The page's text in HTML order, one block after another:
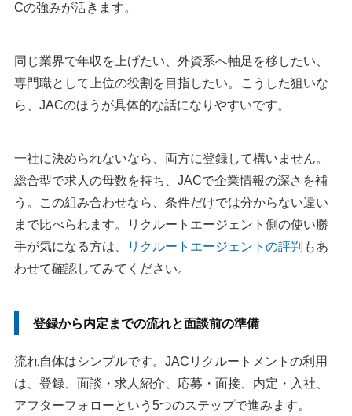
Cの強みが活きます。
同じ業界で年収を上げたい、外資系へ軸足を移したい、
専門職として上位の役割を目指したい。こうした狙いな
ら、JACのほうが具体的な話になりやすいです。
一社に決められないなら、両方に登録して構いません。
総合型で求人の母数を持ち、JACで企業情報の深さを補
う。この組み合わせなら、条件だけでは分からない違い
まで比べられます。リクルートエージェント側の使い勝
手が気になる方は、
リクルートエージェントの評判 もあ
わせて確認してみてください。
登録から内定までの流れと面談前の準備
流れ自体はシンプルです。JACリクルートメントの利用
は、登録、面談・求人紹介、応募・面接、内定・入社、
アフターフォローという5つのステップで進みます。